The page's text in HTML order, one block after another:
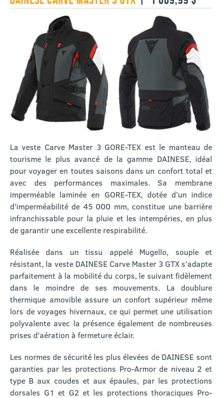
La veste Carve Master 3 GORE-TEX est le manteau de
tourisme le plus avancé de la gamme DAINESE, idéal
pour voyager en toutes saisons dans un confort total et
avec des performances maximales. Sa membrane
imperméable laminée en GORE-TEX, dotée d’un indice
d’imperméabilité de 45 000 mm, constitue une barrière
infranchissable pour la pluie et les intempéries, en plus
de garantir une excellente respirabilité.
Réalisée dans un tissu appelé Mugello, souple et
résistant, la veste DAINESE Carve Master 3 GTX s’adapte
parfaitement à la mobilité du corps, le suivant fidèlement
dans le moindre de ses mouvements. La doublure
thermique amovible assure un confort supérieur même
lors de voyages hivernaux, ce qui permet une utilisation
polyvalente avec la présence également de nombreuses
prises d’aération à fermeture éclair.
Les normes de sécurité les plus élevées de DAINESE sont
garanties par les protections Pro-Armor de niveau 2 et
type B aux coudes et aux épaules, par les protections
dorsales G1 et G2 et les protections thoraciques Pro-